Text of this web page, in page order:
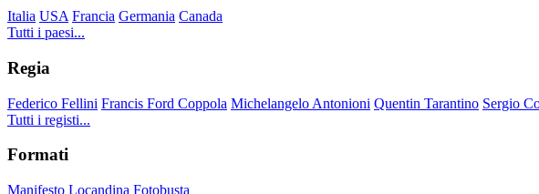
Italia USA Francia Germania Canada
Tutti i paesi...
Regia
Federico Fellini Francis Ford Coppola Michelangelo Antonioni Quentin Tarantino Sergio
Tutti i registi...
Formati
Manifesto Locandina Fotobusta